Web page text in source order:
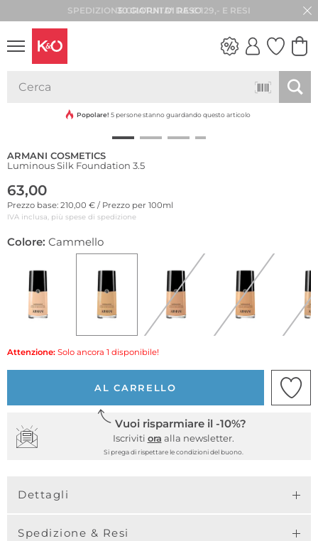
30 GIORNI DI RESO
VIBES
Popolare! 5 persone stanno guardando questo articolo
ARMANI COSMETICS
Luminous Silk Foundation 3.5
63,00
Prezzo base: 210,00 € / Prezzo per 100ml
IVA inclusa, più spese di spedizione
Colore: Cammello
Attenzione: Solo ancora 1 disponibile!
AL CARRELLO
Vuoi risparmiare il -10%?
Iscriviti ora alla newsletter.
Si prega di rispettare le condizioni del buono.
Dettagli
Spedizione & Resi